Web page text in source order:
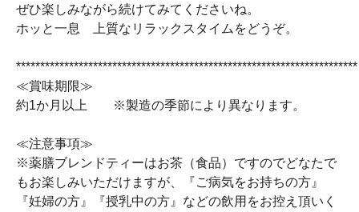
ぜひ楽しみながら続けてみてくださいね。
ホッと一息 上質なリラックスタイムをどうぞ。
***********************************************************************
≪賞味期限≫
約1か月以上 ※製造の季節により異なります。
≪注意事項≫
※薬膳ブレンドティーはお茶（食品）ですのでどなたで
もお楽しみいただけますが、『ご病気をお持ちの方』
『妊婦の方』『授乳中の方』などの飲用をお控え頂いく